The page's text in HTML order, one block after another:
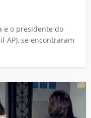
e o presidente do
AP), se encontraram